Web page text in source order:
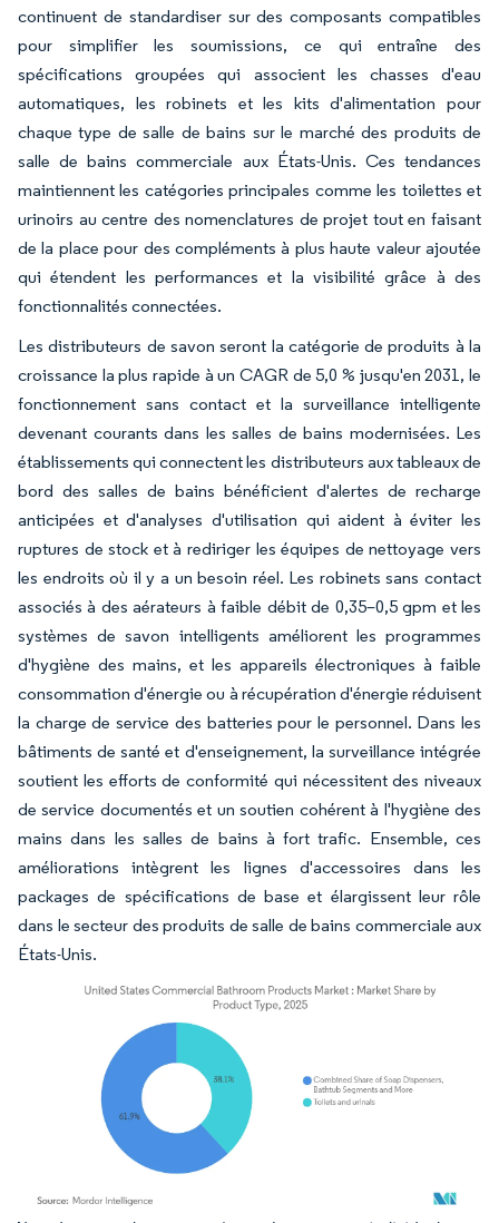
continuent de standardiser sur des composants compatibles
pour simplifier les soumissions, ce qui entraîne des
spécifications groupées qui associent les chasses d'eau
automatiques, les robinets et les kits d'alimentation pour
chaque type de salle de bains sur le marché des produits de
salle de bains commerciale aux États-Unis. Ces tendances
maintiennent les catégories principales comme les toilettes et
urinoirs au centre des nomenclatures de projet tout en faisant
de la place pour des compléments à plus haute valeur ajoutée
qui étendent les performances et la visibilité grâce à des
fonctionnalités connectées.
Les distributeurs de savon seront la catégorie de produits à la
croissance la plus rapide à un CAGR de 5,0 % jusqu'en 2031, le
fonctionnement sans contact et la surveillance intelligente
devenant courants dans les salles de bains modernisées. Les
établissements qui connectent les distributeurs aux tableaux de
bord des salles de bains bénéficient d'alertes de recharge
anticipées et d'analyses d'utilisation qui aident à éviter les
ruptures de stock et à rediriger les équipes de nettoyage vers
les endroits où il y a un besoin réel. Les robinets sans contact
associés à des aérateurs à faible débit de 0,35–0,5 gpm et les
systèmes de savon intelligents améliorent les programmes
d'hygiène des mains, et les appareils électroniques à faible
consommation d'énergie ou à récupération d'énergie réduisent
la charge de service des batteries pour le personnel. Dans les
bâtiments de santé et d'enseignement, la surveillance intégrée
soutient les efforts de conformité qui nécessitent des niveaux
de service documentés et un soutien cohérent à l'hygiène des
mains dans les salles de bains à fort trafic. Ensemble, ces
améliorations intègrent les lignes d'accessoires dans les
packages de spécifications de base et élargissent leur rôle
dans le secteur des produits de salle de bains commerciale aux
États-Unis.